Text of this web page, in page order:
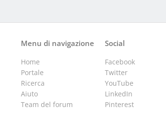
Social
Facebook
Twitter
YouTube
LinkedIn
Pinterest
Menu di navigazione
Home
Portale
Ricerca
Aiuto
Team del forum